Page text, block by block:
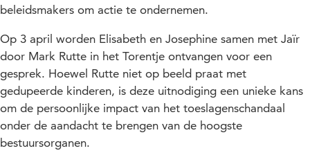
beleidsmakers om actie te ondernemen.
Op 3 april worden Elisabeth en Josephine samen met Jaïr
door Mark Rutte in het Torentje ontvangen voor een
gesprek. Hoewel Rutte niet op beeld praat met
gedupeerde kinderen, is deze uitnodiging een unieke kans
om de persoonlijke impact van het toeslagenschandaal
onder de aandacht te brengen van de hoogste
bestuursorganen.